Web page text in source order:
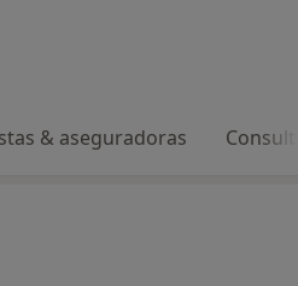
& aseguradoras